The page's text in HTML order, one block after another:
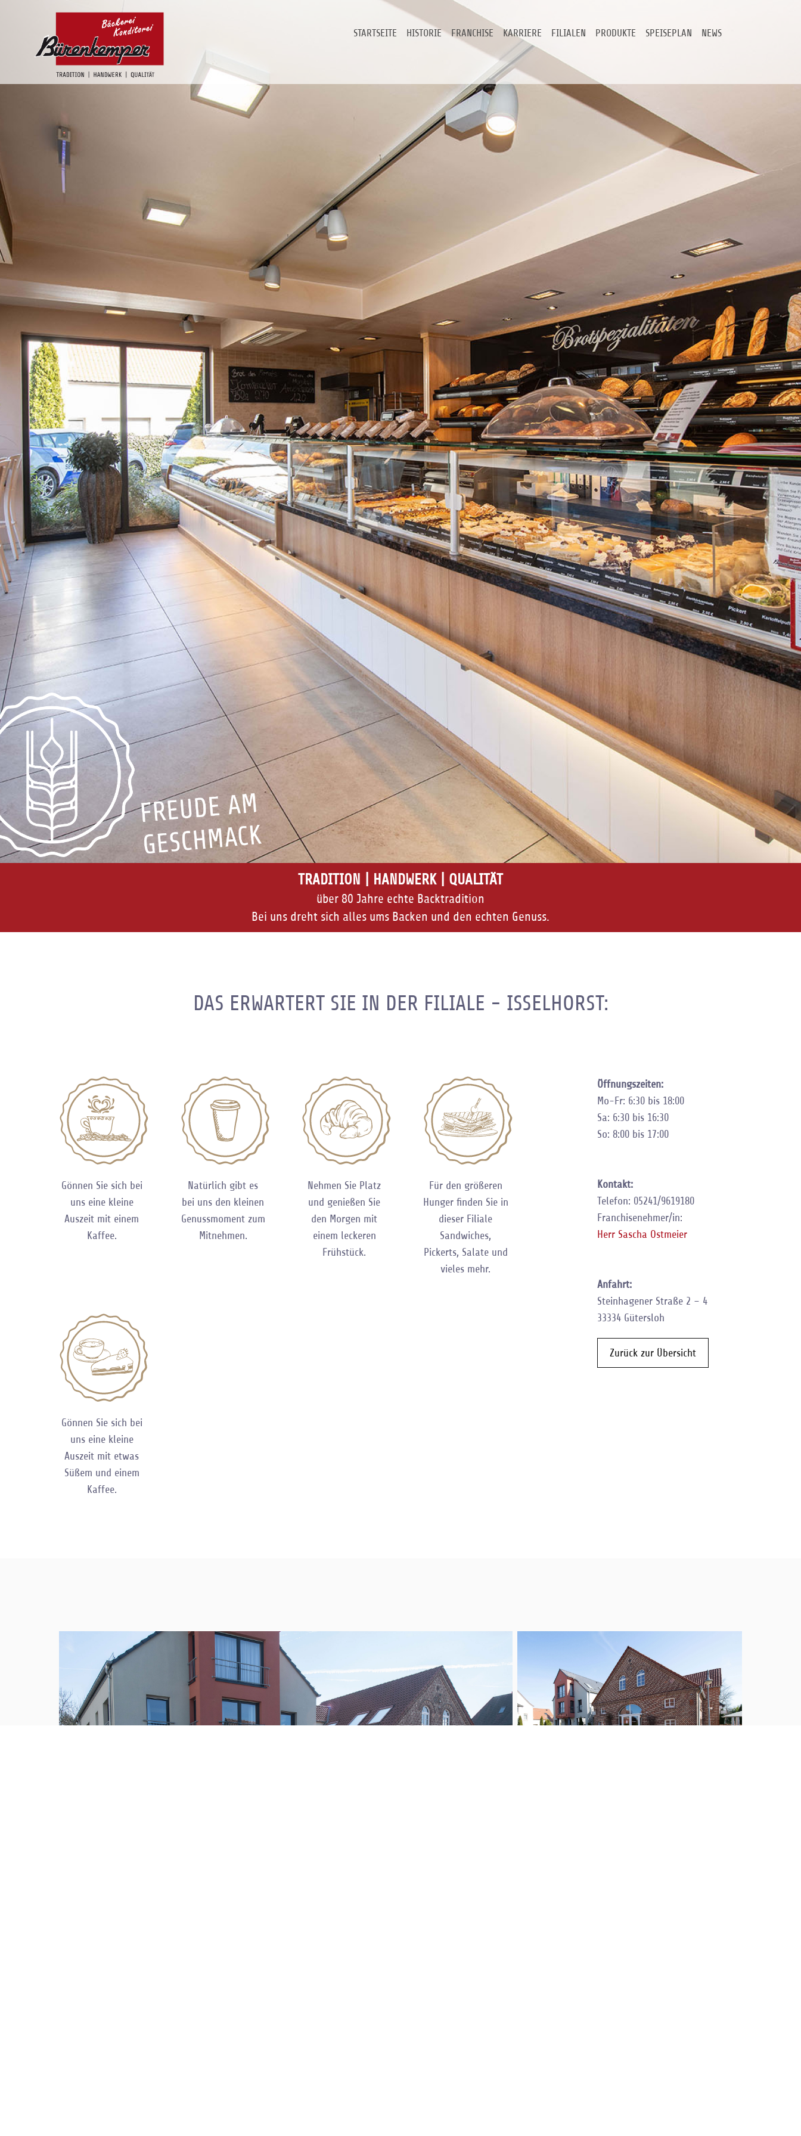
STARTSEITE HISTORIE FRANCHISE KARRIERE FILIALEN PRODUKTE SPEISEPLAN NEWS
TRADITION | HANDWERK | QUALITÄT
über 80 Jahre echte Backtradition
Bei uns dreht sich alles ums Backen und den echten Genuss.
DAS ERWARTERT SIE IN DER FILIALE - ISSELHORST:
Gönnen Sie sich bei
uns eine kleine
Auszeit mit einem
Kaffee.
Natürlich gibt es
bei uns den kleinen
Genussmoment zum
Mitnehmen.
Nehmen Sie Platz
und genießen Sie
den Morgen mit
einem leckeren
Frühstück.
Für den größeren
Hunger finden Sie in
dieser Filiale
Sandwiches,
Pickerts, Salate und
vieles mehr.
Gönnen Sie sich bei
uns eine kleine
Auszeit mit etwas
Süßem und einem
Kaffee.
Öffnungszeiten:
Mo-Fr: 6:30 bis 18:00
Sa: 6:30 bis 16:30
So: 8:00 bis 17:00
Kontakt:
Telefon: 05241/9619180
Franchisenehmer/in:
Herr Sascha Ostmeier
Anfahrt:
Steinhagener Straße 2 – 4
33334 Gütersloh
Zurück zur Übersicht